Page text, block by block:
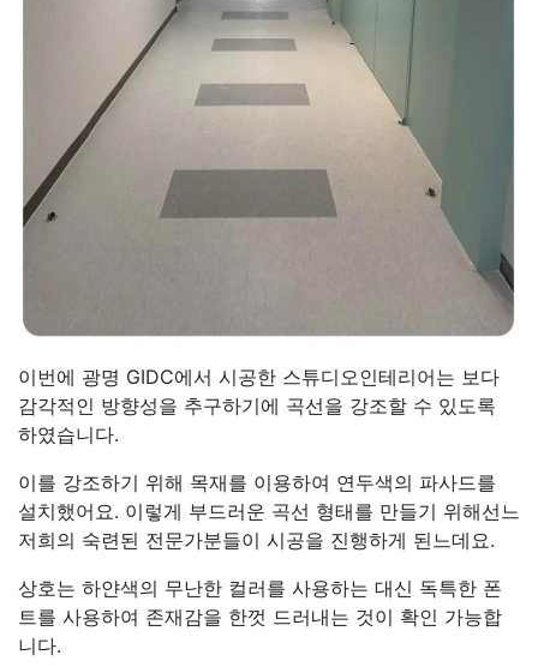
이번에 광명 GIDC에서 시공한 스튜디오인테리어는 보다
감각적인 방향성을 추구하기에 곡선을 강조할 수 있도록
하였습니다.
이를 강조하기 위해 목재를 이용하여 연두색의 파사드를
설치했어요. 이렇게 부드러운 곡선 형태를 만들기 위해선느
저희의 숙련된 전문가분들이 시공을 진행하게 된느데요.
상호는 하얀색의 무난한 컬러를 사용하는 대신 독특한 폰
트를 사용하여 존재감을 한껏 드러내는 것이 확인 가능합
니다.